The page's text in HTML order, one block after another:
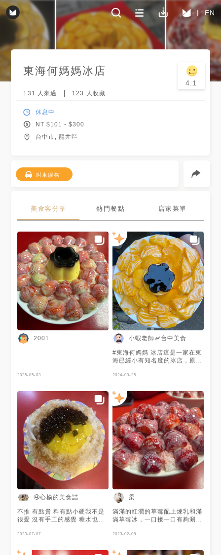
EN
東海何媽媽冰店
4.1
131 人來過 123 人收藏
休息中
NT $101 - $300
台中市, 龍井區
叫車服務
美食客分享 熱門餐點 店家菜單
2001
2025-05-03
小蝦老師🦐台中美食
#東海何媽媽 冰店這是一家在東
海已經小有知名度的冰店，原因
當季水果製作，所以草莓季時更
位不多，但客人量是真的蠻多的
我這次點選的餐點有： #芒果大
布丁牛奶冰 $210 我覺得看起來
超像一朵向日葵🌻的感覺，上頭
淋上香濃煉乳，最後放上一顆大
布丁，看起來澎湃啦！ 價格僅
供參考如因物價調整而價格改變
【本文不做修改】 店家資訊：
🏠：台中市龍井區台灣大道五段
三巷六弄32號 ⏰：14:00～
22:00（星期日公休） 食物整理
食物通用11 #小蝦老師 #台灣美
食 #台灣料理 #台灣の食べ物 #
たいわん #taiwan
#taiwanfood 台中區域 6 #台中
#台中美食 #台中美食推薦 #台
中美食地圖 #台中餐廳 #台中餐
#popyummy台中 #yummy
海芒果冰 #芒果 #芒果冰 #龍井
2024-03-25
🤤心榆的美食誌
不推 有點貴 料有點小硬我不是
很愛 沒有手工的感覺 糖水也不
在冰店工作 這碗這樣根本不到
2023-07-07
柔
滿滿的紅潤的草莓配上煉乳和滿
滿草莓冰，一口接一口有夠涮嘴
內看看♥️
2023-02-08